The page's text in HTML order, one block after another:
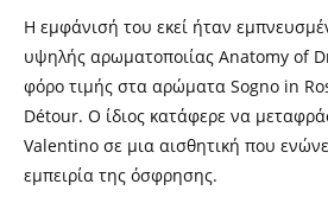
Η εμφάνισή του εκεί ήταν
υψηλής αρωματοποιίας Anatomy of
φόρο τιμής στα αρώματα Sogno in
Détour. Ο ίδιος κατάφερε να
Valentino σε μια αισθητική που
εμπειρία της όσφρησης.